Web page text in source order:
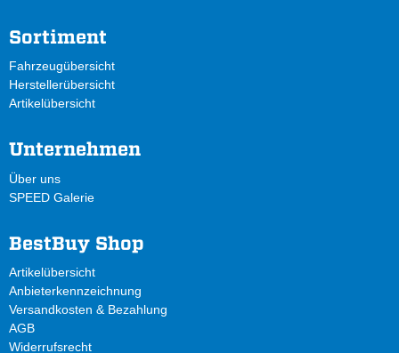
Sortiment
Fahrzeugübersicht
Herstellerübersicht
Artikelübersicht
Unternehmen
Über uns
SPEED Galerie
BestBuy Shop
Artikelübersicht
Anbieterkennzeichnung
Versandkosten & Bezahlung
AGB
Widerrufsrecht